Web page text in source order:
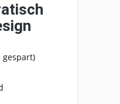
gespart)